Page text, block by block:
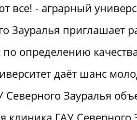
все! - аграрный
Зауралья приглашает
по определению
даёт шанс
Северного Зауралья
клиника ГАУ Северного